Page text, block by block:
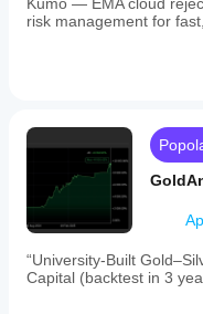
risk management for
“University-Built
Capital (backtest in 3